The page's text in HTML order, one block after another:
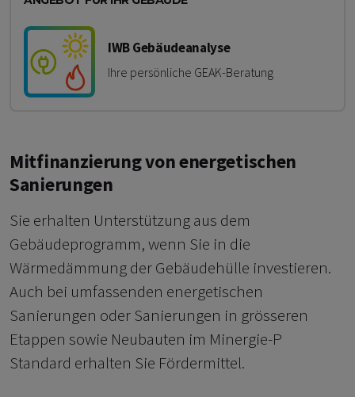
IWB Gebäudeanalyse
Ihre persönliche GEAK-Beratung
Mitfinanzierung von energetischen
Sanierungen
Sie erhalten Unterstützung aus dem
Gebäudeprogramm, wenn Sie in die
Wärmedämmung der Gebäudehülle investieren.
Auch bei umfassenden energetischen
Sanierungen oder Sanierungen in grösseren
Etappen sowie Neubauten im Minergie-P
Standard erhalten Sie Fördermittel.